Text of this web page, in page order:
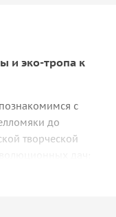
и эко-тропа к
с
до
творческой